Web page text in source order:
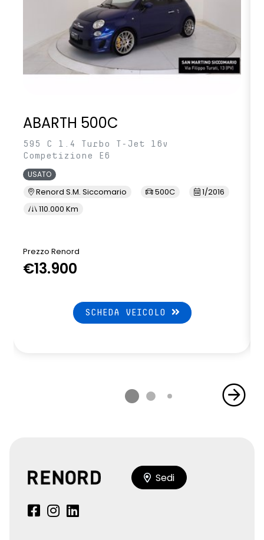
ABARTH 500C
595 C 1.4 Turbo T-Jet 16v
Competizione E6
USATO
Renord S.M. Siccomario 500C
1/2016
110.000 Km
Prezzo Renord
€13.900
SCHEDA VEICOLO
Sedi